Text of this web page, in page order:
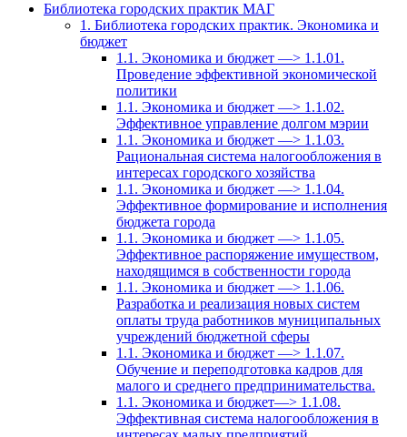
Библиотека городских практик МАГ
1. Библиотека городских практик. Экономика и
бюджет
1.1. Экономика и бюджет —> 1.1.01.
Проведение эффективной экономической
политики
1.1. Экономика и бюджет —> 1.1.02.
Эффективное управление долгом мэрии
1.1. Экономика и бюджет —> 1.1.03.
Рациональная система налогообложения в
интересах городского хозяйства
1.1. Экономика и бюджет —> 1.1.04.
Эффективное формирование и исполнения
бюджета города
1.1. Экономика и бюджет —> 1.1.05.
Эффективное распоряжение имуществом,
находящимся в собственности города
1.1. Экономика и бюджет —> 1.1.06.
Разработка и реализация новых систем
оплаты труда работников муниципальных
учреждений бюджетной сферы
1.1. Экономика и бюджет —> 1.1.07.
Обучение и переподготовка кадров для
малого и среднего предпринимательства.
1.1. Экономика и бюджет—> 1.1.08.
Эффективная система налогообложения в